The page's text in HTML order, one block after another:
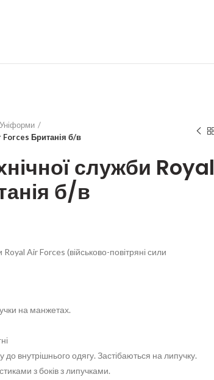
Forces Британія б/в
служби Royal
б/в
Air Forces (військово-повітряні сили
на манжетах.
внутрішнього одягу. Застібаються на липучку.
з боків з липучками.